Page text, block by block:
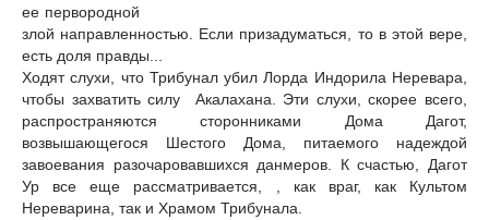
ее первородной
злой направленностью. Если призадуматься, то в этой вере,
есть доля правды...
Ходят слухи, что Трибунал убил Лорда Индорила Неревара,
чтобы захватить силу Акалахана. Эти слухи, скорее всего,
распространяются сторонниками Дома Дагот,
возвышающегося Шестого Дома, питаемого надеждой
завоевания разочаровавшихся данмеров. К счастью, Дагот
Ур все еще рассматривается, , как враг, как Культом
Нереварина, так и Храмом Трибунала.